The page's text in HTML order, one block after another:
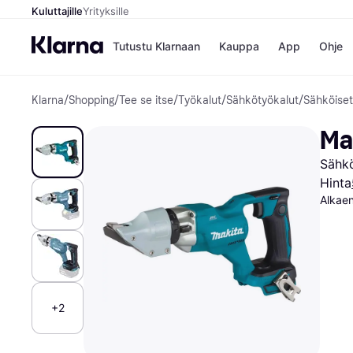
KuluttajilleYrityksille
Tutustu Klarnaan Kauppa
Kaupat
Gigantti
H&M
Peten
Wolt
App Ohje
Klarna/Shopping/Tee se itse/Työkalut/Sähkötyökalut/
+2
Hinta